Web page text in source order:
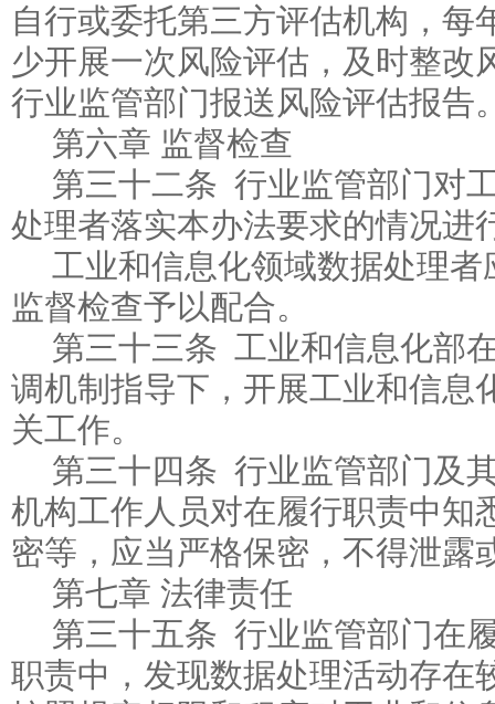
自行或委托第三方评估机构，每
少开展一次风险评估，及时整改
行业监管部门报送风险评估报告
第六章 监督检查
第三十二条 行业监管部门对
处理者落实本办法要求的情况进
工业和信息化领域数据处理
监督检查予以配合。
第三十三条 工业和信息化部
调机制指导下，开展工业和信息
关工作。
第三十四条 行业监管部门及
机构工作人员对在履行职责中知
密等，应当严格保密，不得泄露
第七章 法律责任
第三十五条 行业监管部门在
职责中，发现数据处理活动存在